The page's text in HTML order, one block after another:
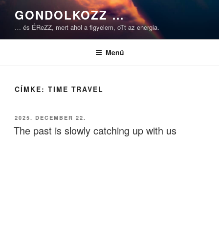
Tartalomhoz
GONDOLKOZZ …
… és ÉReZZ, mert ahol a figyelem, oTt az energia.
Menü
CÍMKE: TIME TRAVEL
BEKÜLDVE:
2025. DECEMBER 22.
The past is slowly catching up with us